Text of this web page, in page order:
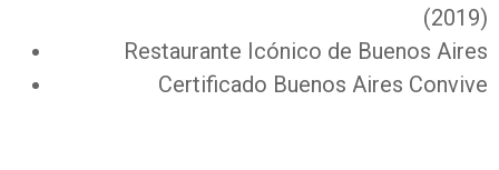
(2019)
Restaurante Icónico de Buenos Aires
Certificado Buenos Aires Convive